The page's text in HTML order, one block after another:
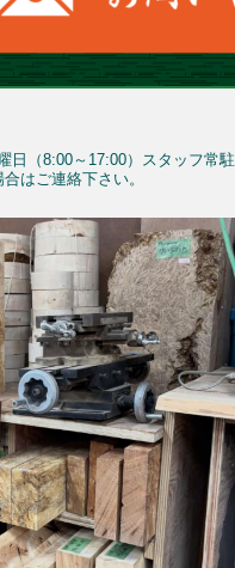
日（8:00～17:00）スタッフ常駐
はご連絡下さい。